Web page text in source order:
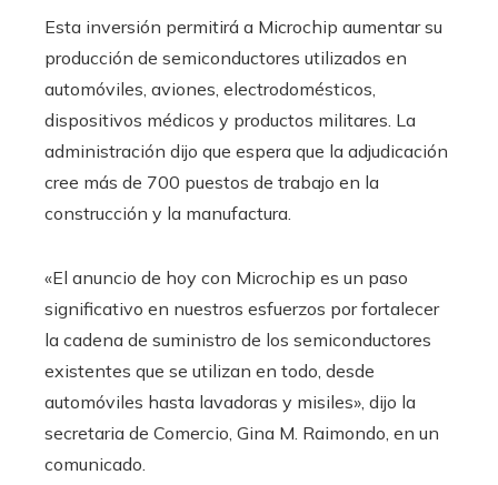
Esta inversión permitirá a Microchip aumentar su
producción de semiconductores utilizados en
automóviles, aviones, electrodomésticos,
dispositivos médicos y productos militares. La
administración dijo que espera que la adjudicación
cree más de 700 puestos de trabajo en la
construcción y la manufactura.
«El anuncio de hoy con Microchip es un paso
significativo en nuestros esfuerzos por fortalecer
la cadena de suministro de los semiconductores
existentes que se utilizan en todo, desde
automóviles hasta lavadoras y misiles», dijo la
secretaria de Comercio, Gina M. Raimondo, en un
comunicado.